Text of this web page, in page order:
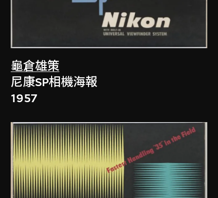
龜倉雄策
尼康SP相機海報
1957